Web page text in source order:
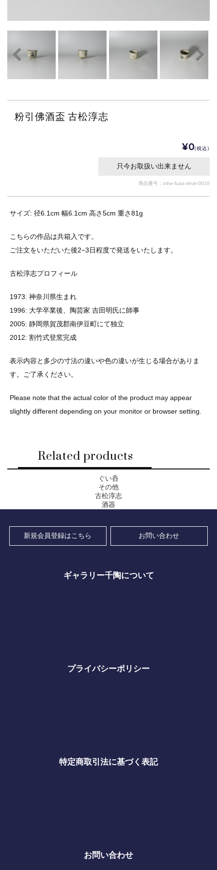
粉引佛酒盃 古松淳志
¥0(税込)
只今お取扱い出来ません
商品番号：othe-fuaa-shuk-0010
サイズ: 径6.1cm 幅6.1cm 高さ5cm 重さ81g
こちらの作品は共箱入です。
ご注文をいただいた後2−3日程度で発送をいたします。
古松淳志プロフィール
1973: 神奈川県生まれ
1996: 大学卒業後、陶芸家 吉田明氏に師事
2005: 静岡県賀茂郡南伊豆町にて独立
2012: 割竹式登窯完成
表示内容と多少の寸法の違いや色の違いが生じる場合がありま
す。ご了承ください。
Please note that the actual color of the product may appear
slightly different depending on your monitor or browser setting.
Related products
ぐい呑
その他
古松淳志
酒器
新規会員登録はこちら お問い合わせ
ギャラリー千陶について
プライバシーポリシー
特定商取引法に基づく表記
お問い合わせ